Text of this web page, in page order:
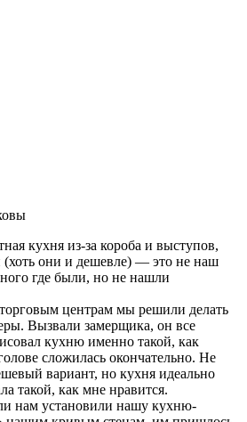
кухня из-за короба и выступов,
(хоть они и дешевле) — это не наш
где были, но не нашли
центрам мы решили делать
Вызвали замерщика, он все
кухню именно такой, как
сложилась окончательно. Не
вариант, но кухня идеально
такой, как мне нравится.
нам установили нашу кухню-